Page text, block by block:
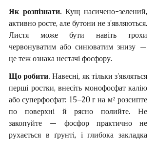
Як розпізнати. Кущ насичено-зелений,
активно росте, але бутони не з'являються.
Листя може бути навіть трохи
червонуватим або синюватим знизу —
це теж ознака нестачі фосфору.
Що робити. Навесні, як тільки з'являться
перші ростки, внесіть монофосфат калію
або суперфосфат: 15–20 г на м² розсипте
по поверхні й рясно полийте. Не
закопуйте — фосфор практично не
рухається в ґрунті, і глибока закладка